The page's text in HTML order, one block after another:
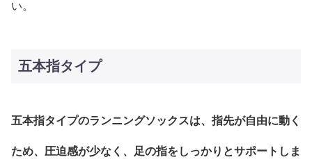
い。
五本指タイプ
五本指タイプのランニングソックスは、指先が自由に動く
ため、圧迫感が少なく、足の指をしっかりとサポートしま